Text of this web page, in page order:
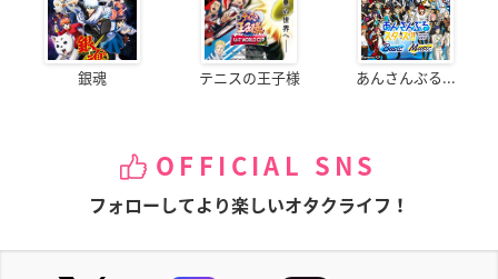
銀魂 テニスの王子様 あんさんぶる...
OFFICIAL SNS
フォローしてより楽しいオタクライフ！